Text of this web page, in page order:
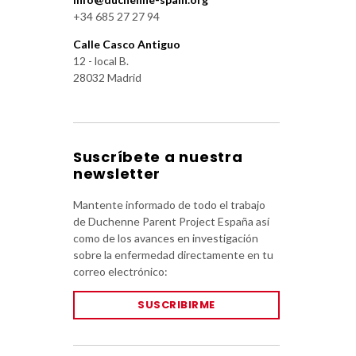
+34 685 27 27 94
Calle Casco Antiguo
12 - local B.
28032 Madrid
Suscríbete a nuestra
newsletter
Mantente informado de todo el trabajo
de Duchenne Parent Project España así
como de los avances en investigación
sobre la enfermedad directamente en tu
correo electrónico:
SUSCRIBIRME